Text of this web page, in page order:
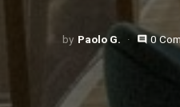
Paolo G. comment 0